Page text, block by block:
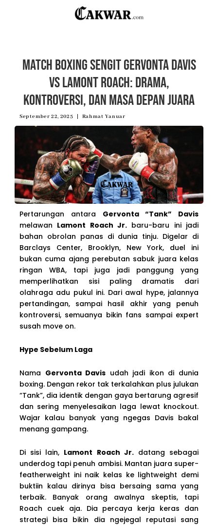
Match Boxing Sengit Gervonta Davis
vs Lamont Roach: Drama,
Kontroversi, dan Masa Depan Juara
September 22, 2025 Rahmat Yanuar
Pertarungan antara Gervonta “Tank” Davis
melawan Lamont Roach Jr. baru-baru ini jadi
bahan obrolan panas di dunia tinju. Digelar di
Barclays Center, Brooklyn, New York, duel ini
bukan cuma ajang perebutan sabuk juara kelas
ringan WBA, tapi juga jadi panggung yang
memperlihatkan sisi paling dramatis dari
olahraga adu pukul ini. Dari awal hype, jalannya
pertandingan, sampai hasil akhir yang penuh
kontroversi, semuanya bikin fans sampai expert
susah move on.
Hype Sebelum Laga
Nama Gervonta Davis udah jadi ikon di dunia
boxing. Dengan rekor tak terkalahkan plus julukan
“Tank”, dia identik dengan gaya bertarung agresif
dan sering menyelesaikan laga lewat knockout.
Wajar kalau banyak yang ngegas Davis bakal
menang gampang.
Di sisi lain, Lamont Roach Jr.datang sebagai
underdog tapi penuh ambisi. Mantan juara super-
featherweight ini naik kelas ke lightweight demi
buktiin kalau dirinya bisa bersaing sama yang
terbaik. Banyak orang awalnya skeptis, tapi
Roach cuek aja. Dia percaya kerja keras dan
strategi bisa bikin dia ngejegal reputasi sang